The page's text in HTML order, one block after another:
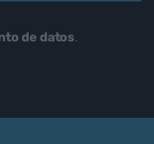
de datos.